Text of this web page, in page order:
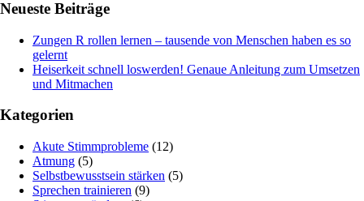
Neueste Beiträge
Zungen R rollen lernen – tausende von Menschen haben es so
gelernt
Heiserkeit schnell loswerden! Genaue Anleitung zum Umsetzen
und Mitmachen
Kategorien
Akute Stimmprobleme (12)
Atmung (5)
Selbstbewusstsein stärken (5)
Sprechen trainieren (9)